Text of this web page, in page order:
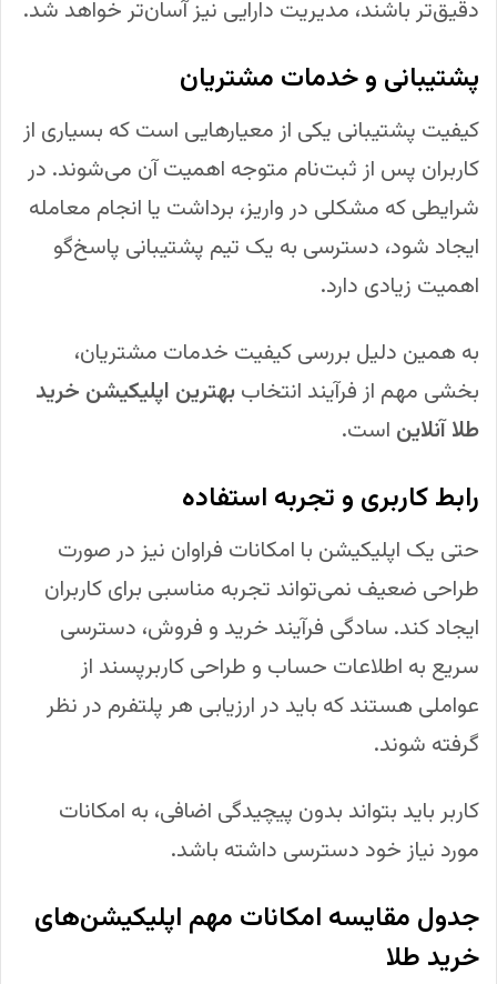
دقیق‌تر باشند، مدیریت دارایی نیز آسان‌تر خواهد شد.
پشتیبانی و خدمات مشتریان
کیفیت پشتیبانی یکی از معیارهایی است که بسیاری از
کاربران پس از ثبت‌نام متوجه اهمیت آن می‌شوند. در
شرایطی که مشکلی در واریز، برداشت یا انجام معامله
ایجاد شود، دسترسی به یک تیم پشتیبانی پاسخ‌گو
اهمیت زیادی دارد.
به همین دلیل بررسی کیفیت خدمات مشتریان،
بخشی مهم از فرآیند انتخاببهترین اپلیکیشن خرید
طلا آنلاین است.
رابط کاربری و تجربه استفاده
حتی یک اپلیکیشن با امکانات فراوان نیز در صورت
طراحی ضعیف نمی‌تواند تجربه مناسبی برای کاربران
ایجاد کند. سادگی فرآیند خرید و فروش، دسترسی
سریع به اطلاعات حساب و طراحی کاربرپسند از
عواملی هستند که باید در ارزیابی هر پلتفرم در نظر
گرفته شوند.
کاربر باید بتواند بدون پیچیدگی اضافی، به امکانات
مورد نیاز خود دسترسی داشته باشد.
جدول مقایسه امکانات مهم اپلیکیشن‌های
خرید طلا